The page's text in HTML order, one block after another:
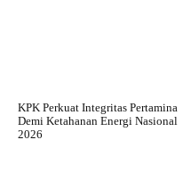
KPK Perkuat Integritas Pertamina
Demi Ketahanan Energi Nasional
2026